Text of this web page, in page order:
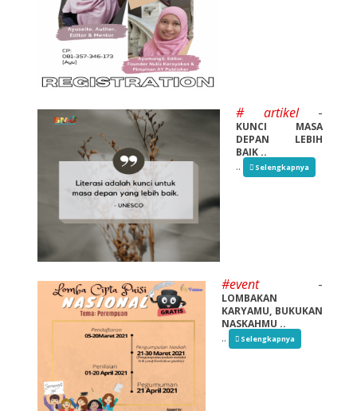
# artikel-
KUNCI MASA
DEPAN LEBIH
BAIK ..
..
Selengkapnya
#event-
LOMBAKAN
KARYAMU, BUKUKAN
NASKAHMU ..
..
Selengkapnya